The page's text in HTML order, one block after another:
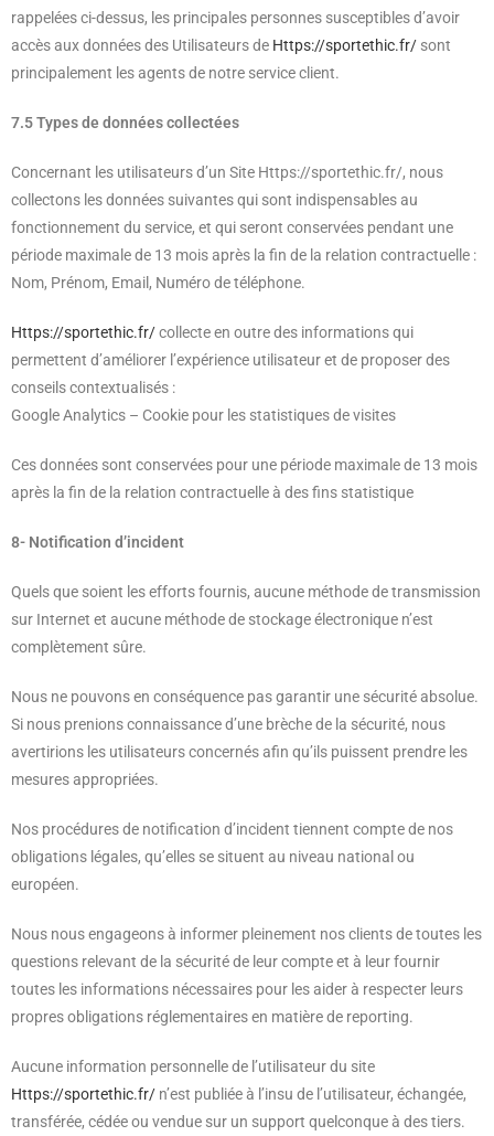
rappelées ci-dessus, les principales personnes susceptibles d’avoir
accès aux données des Utilisateurs de Https://sportethic.fr/ sont
principalement les agents de notre service client.
7.5 Types de données collectées
Concernant les utilisateurs d’un Site Https://sportethic.fr/, nous
collectons les données suivantes qui sont indispensables au
fonctionnement du service, et qui seront conservées pendant une
période maximale de 13 mois après la fin de la relation contractuelle :
Nom, Prénom, Email, Numéro de téléphone.
Https://sportethic.fr/collecte en outre des informations qui
permettent d’améliorer l’expérience utilisateur et de proposer des
conseils contextualisés :
Google Analytics – Cookie pour les statistiques de visites
Ces données sont conservées pour une période maximale de 13 mois
après la fin de la relation contractuelle à des fins statistique
8- Notification d’incident
Quels que soient les efforts fournis, aucune méthode de transmission
sur Internet et aucune méthode de stockage électronique n’est
complètement sûre.
Nous ne pouvons en conséquence pas garantir une sécurité absolue.
Si nous prenions connaissance d’une brèche de la sécurité, nous
avertirions les utilisateurs concernés afin qu’ils puissent prendre les
mesures appropriées.
Nos procédures de notification d’incident tiennent compte de nos
obligations légales, qu’elles se situent au niveau national ou
européen.
Nous nous engageons à informer pleinement nos clients de toutes les
questions relevant de la sécurité de leur compte et à leur fournir
toutes les informations nécessaires pour les aider à respecter leurs
propres obligations réglementaires en matière de reporting.
Aucune information personnelle de l’utilisateur du site
Https://sportethic.fr/ n’est publiée à l’insu de l’utilisateur, échangée,
transférée, cédée ou vendue sur un support quelconque à des tiers.